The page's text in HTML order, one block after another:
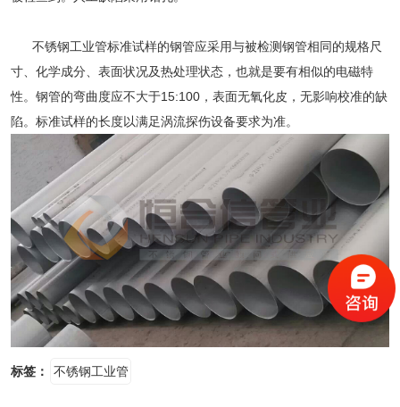
不锈钢工业管标准试样的钢管应采用与被检测钢管相同的规格尺
寸、化学成分、表面状况及热处理状态，也就是要有相似的电磁特
性。钢管的弯曲度应不大于15:100，表面无氧化皮，无影响校准的缺
陷。标准试样的长度以满足涡流探伤设备要求为准。
标签： 不锈钢工业管